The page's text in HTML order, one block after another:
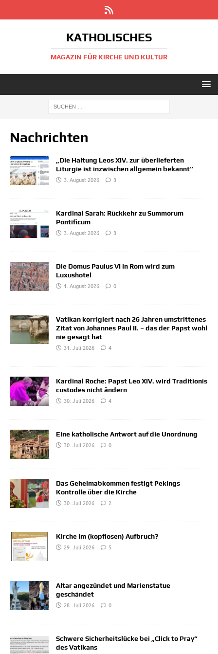
KATHOLISCHES
MAGAZIN FÜR KIRCHE UND KULTUR
Nachrichten
„Die Haltung Leos XIV. zur überlieferten
Liturgie ist inzwischen allgemein bekannt“
3. August 2026
3
Kardinal Sarah: Rückkehr zu Summorum
Pontificum
3. August 2026
3
Die Domus Paulus VI in Rom wird zum
Luxushotel
1. August 2026
0
Vatikan korrigiert nach 26 Jahren umstrittenes
Zitat von Johannes Paul II. – das der Papst wohl
nie gesagt hat
31. Juli 2026
4
Kardinal Roche: Papst Leo XIV. wird Traditionis
custodes nicht ändern
30. Juli 2026
4
Eine katholische Antwort auf die Unordnung
30. Juli 2026
0
Das Geheimabkommen festigt Pekings
Kontrolle über die Kirche
30. Juli 2026
2
Kirche im (kopflosen) Aufbruch?
29. Juli 2026
5
Altar angezündet und Marienstatue
geschändet
28. Juli 2026
0
Schwere Sicherheitslücke bei „Click to Pray“
des Vatikans